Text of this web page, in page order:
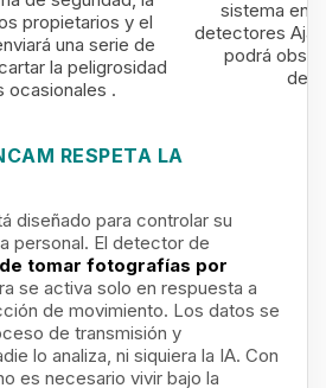
propietarios y el
una serie de
la peligrosidad
ocasionales .
sistema
detectores
podrá
RESPETA LA
diseñado para controlar su
personal. El detector de
tomar fotografías por
se activa solo en respuesta a
de movimiento. Los datos se
de transmisión y
lo analiza, ni siquiera la IA. Con
es necesario vivir bajo la